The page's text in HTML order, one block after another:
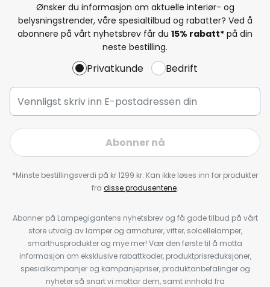
Ønsker du informasjon om aktuelle interiør- og
belysningstrender, våre spesialtilbud og rabatter? Ved å
abonnere på vårt nyhetsbrev får du 15% rabatt* på din
neste bestilling.
Privatkunde Bedrift
Abonner nå
*Minste bestillingsverdi på kr 1299 kr. Kan ikke løses inn for produkter
fra disse produsentene.
Abonner på Lampegigantens nyhetsbrev og få gode tilbud på vårt
store utvalg av lamper og armaturer, vifter, solcellelamper,
smarthusprodukter og mye mer! Vær den første til å motta
informasjon om eksklusive rabattkoder, produktprisreduksjoner,
spesialkampanjer og kampanjepriser, produktanbefalinger og
nyheter så snart vi mottar dem, samt innhold fra